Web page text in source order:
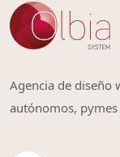
Agencia de diseño
autónomos,